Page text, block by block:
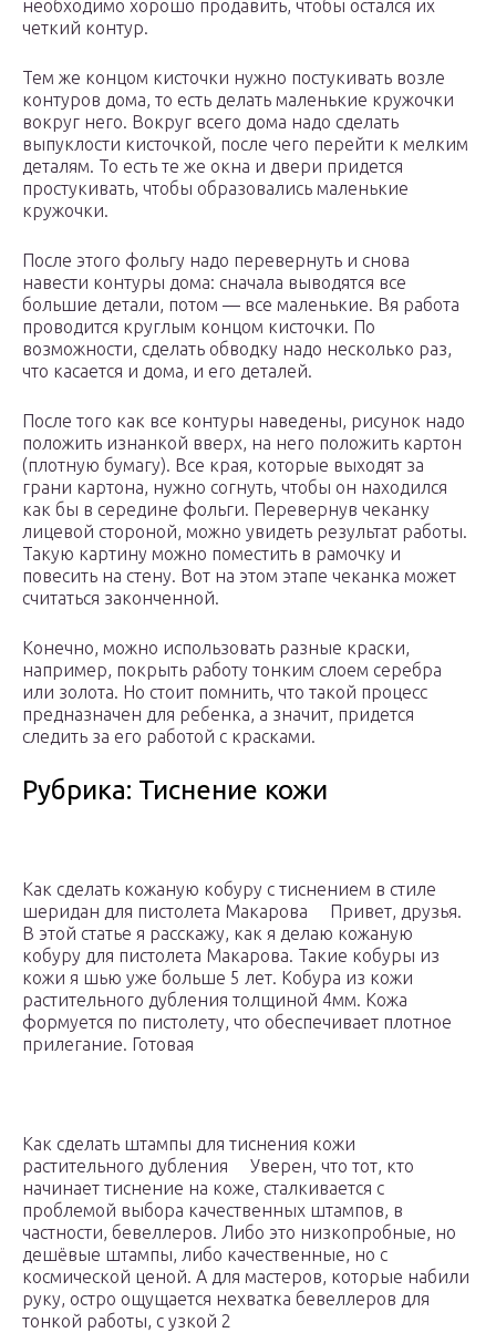
необходимо хорошо продавить, чтобы остался их
четкий контур.
Тем же концом кисточки нужно постукивать возле
контуров дома, то есть делать маленькие кружочки
вокруг него. Вокруг всего дома надо сделать
выпуклости кисточкой, после чего перейти к мелким
деталям. То есть те же окна и двери придется
простукивать, чтобы образовались маленькие
кружочки.
После этого фольгу надо перевернуть и снова
навести контуры дома: сначала выводятся все
большие детали, потом — все маленькие. Вя работа
проводится круглым концом кисточки. По
возможности, сделать обводку надо несколько раз,
что касается и дома, и его деталей.
После того как все контуры наведены, рисунок надо
положить изнанкой вверх, на него положить картон
(плотную бумагу). Все края, которые выходят за
грани картона, нужно согнуть, чтобы он находился
как бы в середине фольги. Перевернув чеканку
лицевой стороной, можно увидеть результат работы.
Такую картину можно поместить в рамочку и
повесить на стену. Вот на этом этапе чеканка может
считаться законченной.
Конечно, можно использовать разные краски,
например, покрыть работу тонким слоем серебра
или золота. Но стоит помнить, что такой процесс
предназначен для ребенка, а значит, придется
следить за его работой с красками.
Рубрика: Тиснение кожи
Как сделать кожаную кобуру с тиснением в стиле
шеридан для пистолета Макарова Привет, друзья.
В этой статье я расскажу, как я делаю кожаную
кобуру для пистолета Макарова. Такие кобуры из
кожи я шью уже больше 5 лет. Кобура из кожи
растительного дубления толщиной 4мм. Кожа
формуется по пистолету, что обеспечивает плотное
прилегание. Готовая
Как сделать штампы для тиснения кожи
растительного дубления Уверен, что тот, кто
начинает тиснение на коже, сталкивается с
проблемой выбора качественных штампов, в
частности, бевеллеров. Либо это низкопробные, но
дешёвые штампы, либо качественные, но с
космической ценой. А для мастеров, которые набили
руку, остро ощущается нехватка бевеллеров для
тонкой работы, с узкой 2